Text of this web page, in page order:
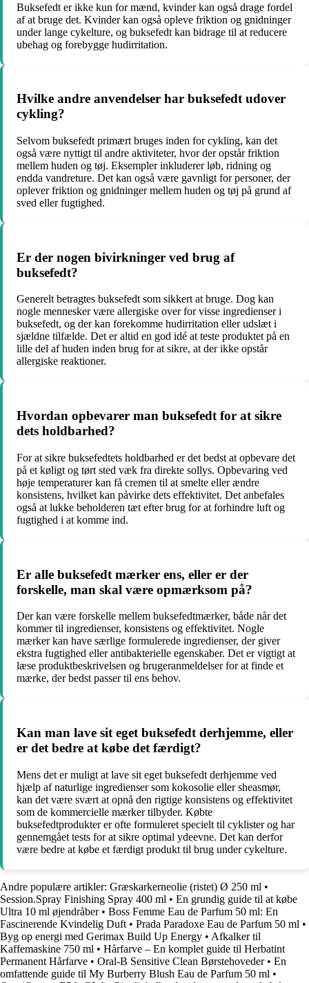
Buksefedt er ikke kun for mænd, kvinder kan også drage fordel
af at bruge det. Kvinder kan også opleve friktion og gnidninger
under lange cykelture, og buksefedt kan bidrage til at reducere
ubehag og forebygge hudirritation.
Hvilke andre anvendelser har buksefedt udover
cykling?
Selvom buksefedt primært bruges inden for cykling, kan det
også være nyttigt til andre aktiviteter, hvor der opstår friktion
mellem huden og tøj. Eksempler inkluderer løb, ridning og
endda vandreture. Det kan også være gavnligt for personer, der
oplever friktion og gnidninger mellem huden og tøj på grund af
sved eller fugtighed.
Er der nogen bivirkninger ved brug af
buksefedt?
Generelt betragtes buksefedt som sikkert at bruge. Dog kan
nogle mennesker være allergiske over for visse ingredienser i
buksefedt, og der kan forekomme hudirritation eller udslæt i
sjældne tilfælde. Det er altid en god idé at teste produktet på en
lille del af huden inden brug for at sikre, at der ikke opstår
allergiske reaktioner.
Hvordan opbevarer man buksefedt for at sikre
dets holdbarhed?
For at sikre buksefedtets holdbarhed er det bedst at opbevare det
på et køligt og tørt sted væk fra direkte sollys. Opbevaring ved
høje temperaturer kan få cremen til at smelte eller ændre
konsistens, hvilket kan påvirke dets effektivitet. Det anbefales
også at lukke beholderen tæt efter brug for at forhindre luft og
fugtighed i at komme ind.
Er alle buksefedt mærker ens, eller er der
forskelle, man skal være opmærksom på?
Der kan være forskelle mellem buksefedtmærker, både når det
kommer til ingredienser, konsistens og effektivitet. Nogle
mærker kan have særlige formulerede ingredienser, der giver
ekstra fugtighed eller antibakterielle egenskaber. Det er vigtigt at
læse produktbeskrivelsen og brugeranmeldelser for at finde et
mærke, der bedst passer til ens behov.
Kan man lave sit eget buksefedt derhjemme, eller
er det bedre at købe det færdigt?
Mens det er muligt at lave sit eget buksefedt derhjemme ved
hjælp af naturlige ingredienser som kokosolie eller sheasmør,
kan det være svært at opnå den rigtige konsistens og effektivitet
som de kommercielle mærker tilbyder. Købte
buksefedtprodukter er ofte formuleret specielt til cyklister og har
gennemgået tests for at sikre optimal ydeevne. Det kan derfor
være bedre at købe et færdigt produkt til brug under cykelture.
Andre populære artikler: Græskarkerneolie (ristet) Ø 250 ml •
Session.Spray Finishing Spray 400 ml • En grundig guide til at købe
Ultra 10 ml øjendråber• Boss Femme Eau de Parfum 50 ml: En
Fascinerende Kvindelig Duft • Prada Paradoxe Eau de Parfum 50 ml •
Byg op energi med Gerimax Build Up Energy • Afkalker til
Kaffemaskine 750 ml • Hårfarve – En komplet guide til Herbatint
Permanent Hårfarve • Oral-B Sensitive Clean Børstehoveder• En
omfattende guide til My Burberry Blush Eau de Parfum 50 ml •